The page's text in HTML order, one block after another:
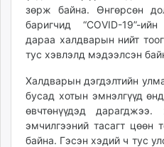
itoim.mn
tumen.mn
shuum.mn
tvmongolia.mn
mass.mn
unegui.mn
assa.mn
зөрж байна. Өнгөрсөн
баригчид “COVID-19”-
дараа халдварын нийт
тус хэвлэлд мэдээлсэн
Халдварын дэгдэлтийн
бусад хотын эмнэлгүүд
өвчтөнүүдэд
эмчилгээний тасагт цөөн
байна. Гэсэн хэдий ч тус